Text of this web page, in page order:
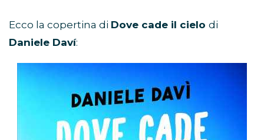
Ecco la copertina di Dove cade il cielo di
Daniele Daví: